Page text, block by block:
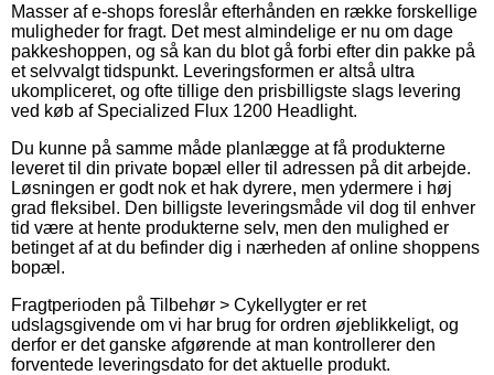
Masser af e-shops foreslår efterhånden en række forskellige
muligheder for fragt. Det mest almindelige er nu om dage
pakkeshoppen, og så kan du blot gå forbi efter din pakke på
et selvvalgt tidspunkt. Leveringsformen er altså ultra
ukompliceret, og ofte tillige den prisbilligste slags levering
ved køb af Specialized Flux 1200 Headlight.
Du kunne på samme måde planlægge at få produkterne
leveret til din private bopæl eller til adressen på dit arbejde.
Løsningen er godt nok et hak dyrere, men ydermere i høj
grad fleksibel. Den billigste leveringsmåde vil dog til enhver
tid være at hente produkterne selv, men den mulighed er
betinget af at du befinder dig i nærheden af online shoppens
bopæl.
Fragtperioden på Tilbehør > Cykellygter er ret
udslagsgivende om vi har brug for ordren øjeblikkeligt, og
derfor er det ganske afgørende at man kontrollerer den
forventede leveringsdato for det aktuelle produkt.